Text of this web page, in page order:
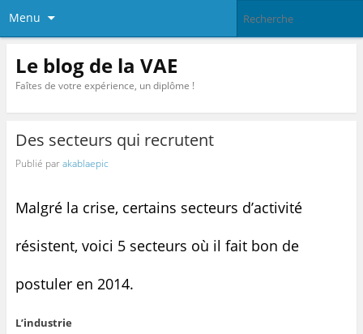
Menu
Le blog de la VAE
Faîtes de votre expérience, un diplôme !
Des secteurs qui recrutent
Publié parakablaepic
Malgré la crise, certains secteurs d’activité
résistent, voici 5 secteurs où il fait bon de
postuler en 2014.
L’industrie